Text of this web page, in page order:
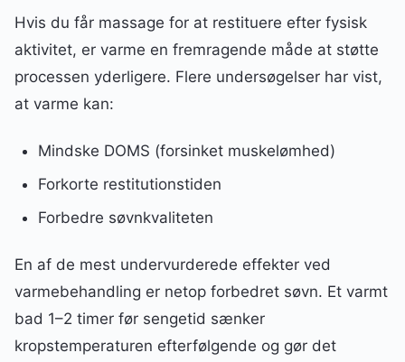
Hvis du får massage for at restituere efter fysisk
aktivitet, er varme en fremragende måde at støtte
processen yderligere. Flere undersøgelser har vist,
at varme kan:
Mindske DOMS (forsinket muskelømhed)
Forkorte restitutionstiden
Forbedre søvnkvaliteten
En af de mest undervurderede effekter ved
varmebehandling er netop forbedret søvn. Et varmt
bad 1–2 timer før sengetid sænker
kropstemperaturen efterfølgende og gør det